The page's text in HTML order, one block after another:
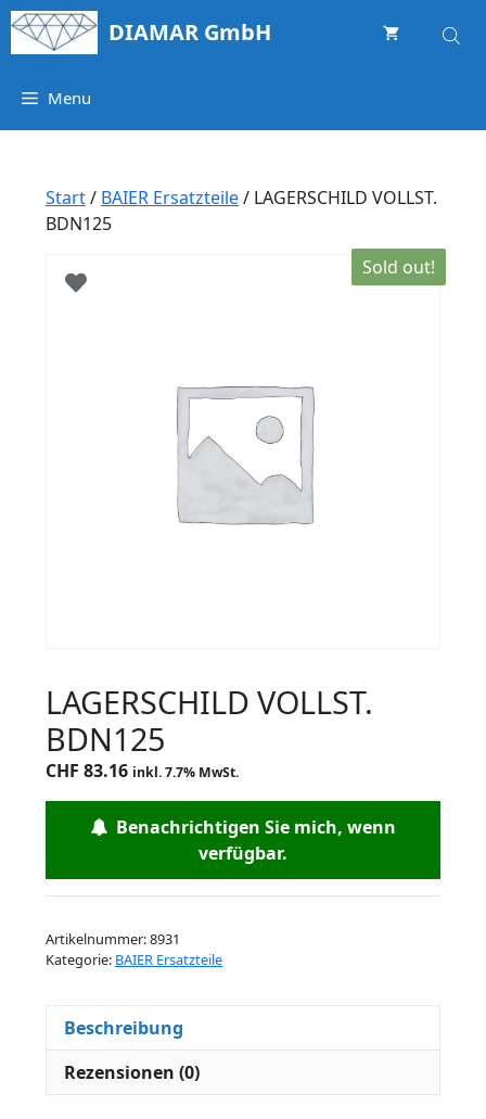
Springe
zum
DIAMAR GmbH
Menu
Start/ BAIER Ersatzteile/ LAGERSCHILD VOLLST.
BDN125
Sold out!
LAGERSCHILD VOLLST.
BDN125
CHF 83.16 inkl. 7.7% MwSt.
Benachrichtigen Sie mich, wenn
verfügbar.
Artikelnummer:8931
Kategorie: BAIER Ersatzteile
Beschreibung
Rezensionen (0)